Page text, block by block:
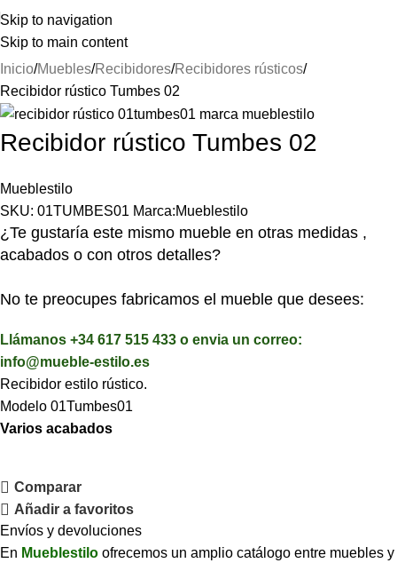
Skip to navigation
Skip to main content
⚡REALIZAMOS ENVÍOS A TODA ESPAÑA⚡
Inicio Muebles Recibidores Recibidores rústicos
Recibidor rústico Tumbes 02
Recibidor rústico Tumbes 02
Mueblestilo
SKU: 01TUMBES01 Marca:Mueblestilo
¿Te gustaría este mismo mueble en otras medidas ,
acabados o con otros detalles?
No te preocupes fabricamos el mueble que desees:
Llámanos +34 617 515 433 o envia un correo:
info@mueble-estilo.es
Recibidor estilo rústico.
Modelo 01Tumbes01
Varios acabados
Comparar
Añadir a favoritos
Envíos y devoluciones
En Mueblestilo ofrecemos un amplio catálogo entre muebles y